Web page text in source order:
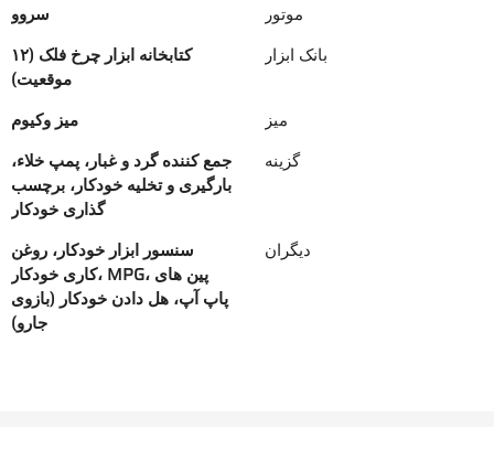
سروو
موتور
کتابخانه ابزار چرخ فلک (۱۲
موقعیت)
بانک ابزار
میز وکیوم
میز
جمع کننده گرد و غبار، پمپ خلاء،
بارگیری و تخلیه خودکار، برچسب
گذاری خودکار
گزینه
سنسور ابزار خودکار، روغن
کاری خودکار، MPG، پین های
پاپ آپ، هل دادن خودکار (بازوی
جارو)
دیگران